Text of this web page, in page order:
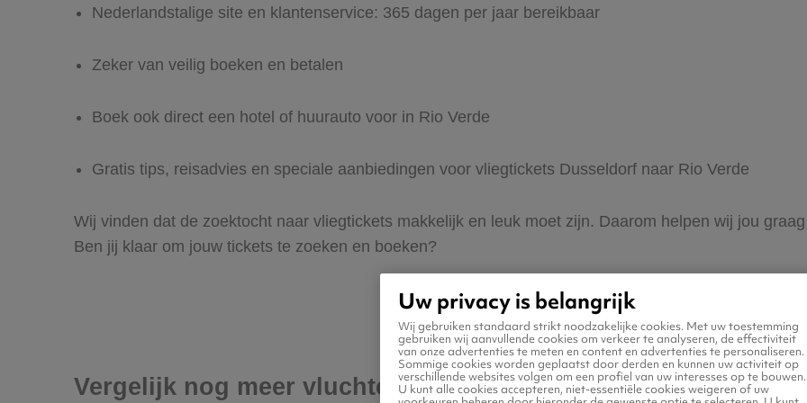
Nederlandstalige site en klantenservice: 365 dagen per jaar bereikbaar
Zeker van veilig boeken en betalen
Boek ook direct een hotel of huurauto voor in Rio Verde
Gratis tips, reisadvies en speciale aanbiedingen voor vliegtickets Dusseldorf naar Rio Verde
Wij vinden dat de zoektocht naar vliegtickets makkelijk en leuk moet zijn. Daarom helpen wij jou
Ben jij klaar om jouw tickets te zoeken en boeken?
Vergelijk nog meer vluchten naar Rio Verde
Uw privacy is belangrijk
Wij gebruiken standaard strikt noodzakelijke cookies. Met uw toestemming
gebruiken wij aanvullende cookies om verkeer te analyseren, de effectiviteit
van onze advertenties te meten en content en advertenties te personaliseren.
Sommige cookies worden geplaatst door derden en kunnen uw activiteit op
verschillende websites volgen om een profiel van uw interesses op te bouwen.
U kunt alle cookies accepteren, niet-essentiële cookies weigeren of uw